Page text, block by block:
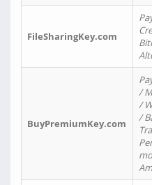
FileSharingKey.com
BuyPremiumKey.com
/
/
/